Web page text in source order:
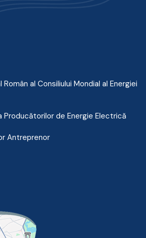
al Consiliului Mondial al Energiei
Producătorilor de Energie Electrică
Antreprenor